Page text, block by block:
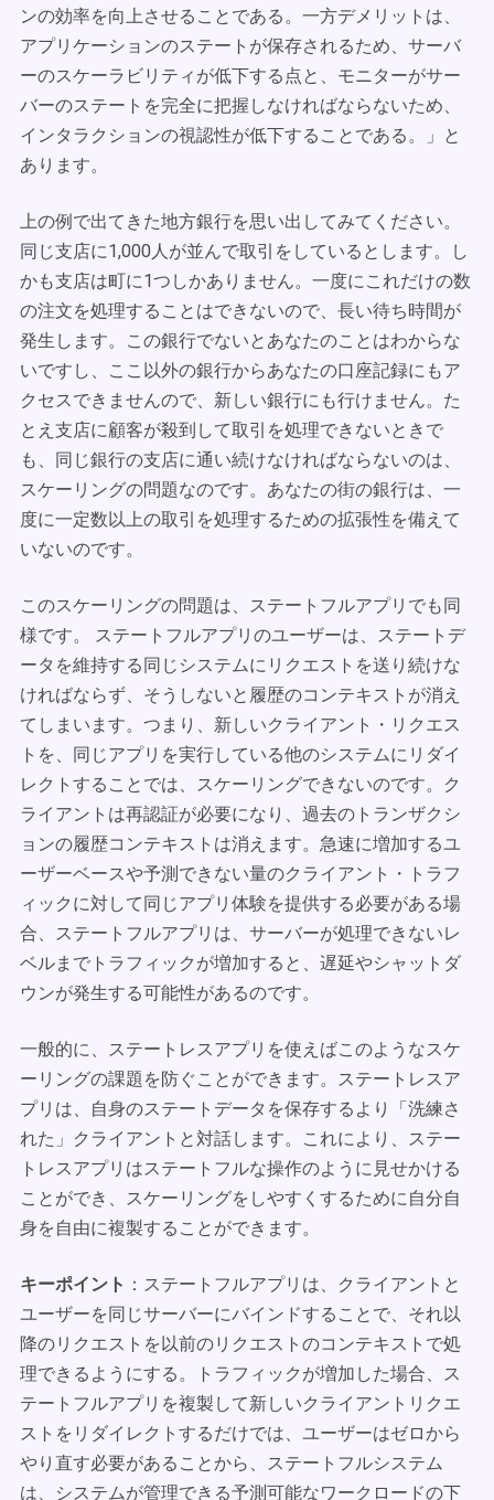
ンの効率を向上させることである。一方デメリットは、
アプリケーションのステートが保存されるため、サーバ
ーのスケーラビリティが低下する点と、モニターがサー
バーのステートを完全に把握しなければならないため、
インタラクションの視認性が低下することである。」と
あります。
上の例で出てきた地方銀行を思い出してみてください。
同じ支店に1,000人が並んで取引をしているとします。し
かも支店は町に1つしかありません。一度にこれだけの数
の注文を処理することはできないので、長い待ち時間が
発生します。この銀行でないとあなたのことはわからな
いですし、ここ以外の銀行からあなたの口座記録にもア
クセスできませんので、新しい銀行にも行けません。た
とえ支店に顧客が殺到して取引を処理できないときで
も、同じ銀行の支店に通い続けなければならないのは、
スケーリングの問題なのです。あなたの街の銀行は、一
度に一定数以上の取引を処理するための拡張性を備えて
いないのです。
このスケーリングの問題は、ステートフルアプリでも同
様です。 ステートフルアプリのユーザーは、ステートデ
ータを維持する同じシステムにリクエストを送り続けな
ければならず、そうしないと履歴のコンテキストが消え
てしまいます。つまり、新しいクライアント・リクエス
トを、同じアプリを実行している他のシステムにリダイ
レクトすることでは、スケーリングできないのです。ク
ライアントは再認証が必要になり、過去のトランザクシ
ョンの履歴コンテキストは消えます。急速に増加するユ
ーザーベースや予測できない量のクライアント・トラフ
ィックに対して同じアプリ体験を提供する必要がある場
合、ステートフルアプリは、サーバーが処理できないレ
ベルまでトラフィックが増加すると、遅延やシャットダ
ウンが発生する可能性があるのです。
一般的に、ステートレスアプリを使えばこのようなスケ
ーリングの課題を防ぐことができます。ステートレスア
プリは、自身のステートデータを保存するより「洗練さ
れた」クライアントと対話します。これにより、ステー
トレスアプリはステートフルな操作のように見せかける
ことができ、スケーリングをしやすくするために自分自
身を自由に複製することができます。
キーポイント ：ステートフルアプリは、クライアントと
ユーザーを同じサーバーにバインドすることで、それ以
降のリクエストを以前のリクエストのコンテキストで処
理できるようにする。トラフィックが増加した場合、ス
テートフルアプリを複製して新しいクライアントリクエ
ストをリダイレクトするだけでは、ユーザーはゼロから
やり直す必要があることから、ステートフルシステム
は、システムが管理できる予測可能なワークロードの下